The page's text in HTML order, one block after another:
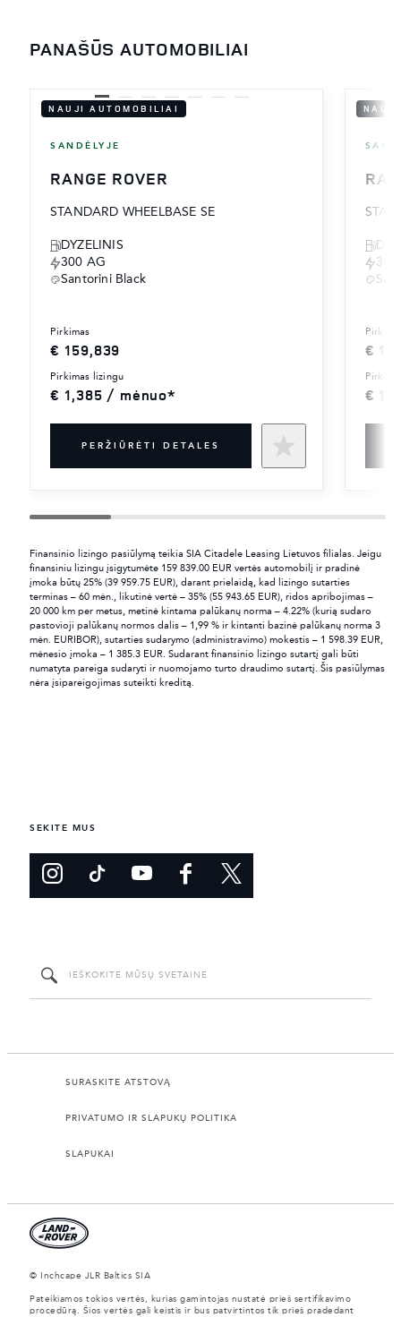
PANAŠŪS AUTOMOBILIAI
NAUJI AUTOMOBILIAI
SANDĖLYJE
RANGE ROVER
STANDARD WHEELBASE SE
DYZELINIS
300 AG
Santorini Black
pirkimas
€ 159,839
pirkimas lizingu
€ 1,385 / mėnuo*
PERŽIŪRĖTI DETALES
300
€
€
Finansinio lizingo pasiūlymą teikia SIA Citadele Leasing Lietuvos filialas. Jeigu
finansiniu lizingu įsigytumėte 159 839.00 EUR vertės automobilį ir pradinė
įmoka būtų 25% (39 959.75 EUR), darant prielaidą, kad lizingo sutarties
terminas – 60 mėn., likutinė vertė – 35% (55 943.65 EUR), ridos apribojimas –
20 000 km per metus, metinė kintama palūkanų norma – 4.22% (kurią sudaro
pastovioji palūkanų normos dalis – 1,99 % ir kintanti bazinė palūkanų norma 3
mėn. EURIBOR), sutarties sudarymo (administravimo) mokestis – 1 598.39 EUR,
mėnesio įmoka – 1 385.3 EUR. Sudarant finansinio lizingo sutartį gali būti
numatyta pareiga sudaryti ir nuomojamo turto draudimo sutartį. Šis pasiūlymas
nėra įsipareigojimas suteikti kreditą.
SEKITE MUS
SURASKITE ATSTOVĄ
PRIVATUMO IR SLAPUKŲ POLITIKA
SLAPUKAI
© Inchcape JLR Baltics SIA
Pateikiamos tokios vertės, kurias gamintojas nustatė prieš sertifikavimo
procedūrą. Šios vertės gali keistis ir bus patvirtintos tik prieš pradedant